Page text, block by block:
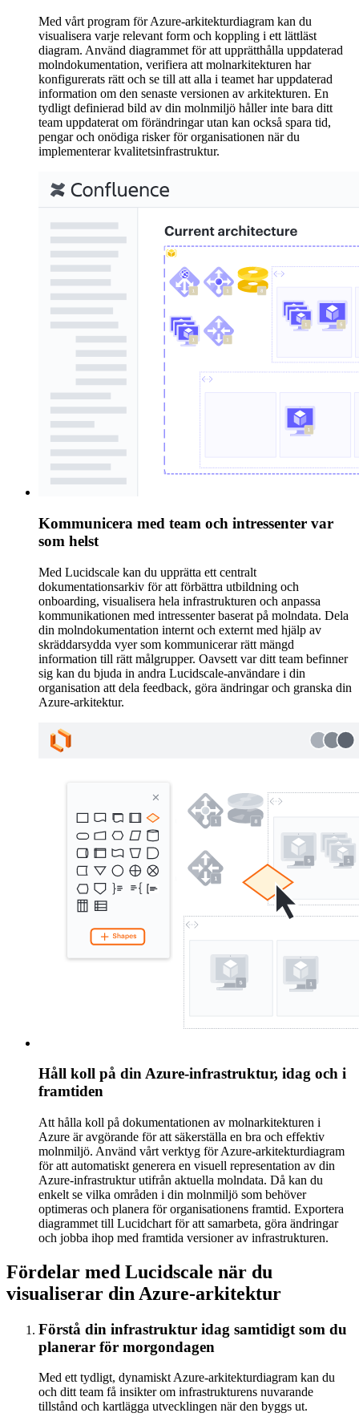
Med vårt program för Azure-arkitekturdiagram kan du
visualisera varje relevant form och koppling i ett lättläst
diagram. Använd diagrammet för att upprätthålla uppdaterad
molndokumentation, verifiera att molnarkitekturen har
konfigurerats rätt och se till att alla i teamet har uppdaterad
information om den senaste versionen av arkitekturen. En
tydligt definierad bild av din molnmiljö håller inte bara ditt
team uppdaterat om förändringar utan kan också spara tid,
pengar och onödiga risker för organisationen när du
implementerar kvalitetsinfrastruktur.
Kommunicera med team och intressenter var
som helst
Med Lucidscale kan du upprätta ett centralt
dokumentationsarkiv för att förbättra utbildning och
onboarding, visualisera hela infrastrukturen och anpassa
kommunikationen med intressenter baserat på molndata. Dela
din molndokumentation internt och externt med hjälp av
skräddarsydda vyer som kommunicerar rätt mängd
information till rätt målgrupper. Oavsett var ditt team befinner
sig kan du bjuda in andra Lucidscale-användare i din
organisation att dela feedback, göra ändringar och granska din
Azure-arkitektur.
Håll koll på din Azure-infrastruktur, idag och i
framtiden
Att hålla koll på dokumentationen av molnarkitekturen i
Azure är avgörande för att säkerställa en bra och effektiv
molnmiljö. Använd vårt verktyg för Azure-arkitekturdiagram
för att automatiskt generera en visuell representation av din
Azure-infrastruktur utifrån aktuella molndata. Då kan du
enkelt se vilka områden i din molnmiljö som behöver
optimeras och planera för organisationens framtid. Exportera
diagrammet till Lucidchart för att samarbeta, göra ändringar
och jobba ihop med framtida versioner av infrastrukturen.
Fördelar med Lucidscale när du
visualiserar din Azure-arkitektur
Förstå din infrastruktur idag samtidigt som du
planerar för morgondagen
Med ett tydligt, dynamiskt Azure-arkitekturdiagram kan du
och ditt team få insikter om infrastrukturens nuvarande
tillstånd och kartlägga utvecklingen när den byggs ut.